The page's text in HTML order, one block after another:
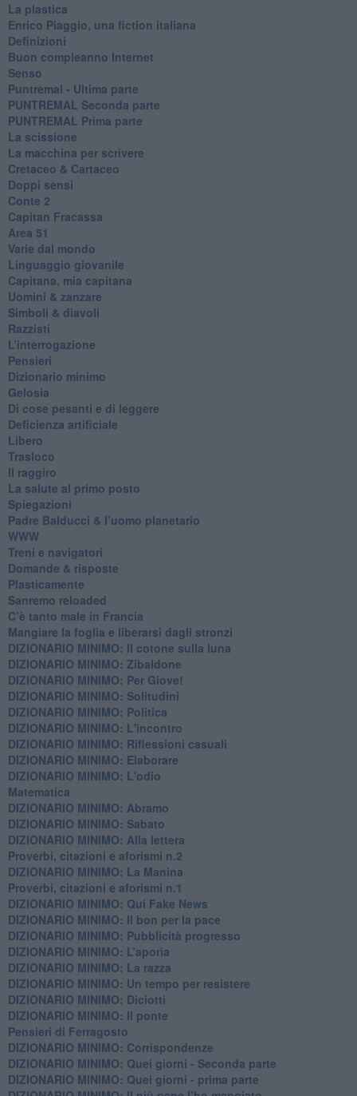
La plastica
​Enrico Piaggio, una fiction italiana
Definizioni
​Buon compleanno Internet
Senso
Puntremal - Ultima parte
PUNTREMAL Seconda parte
​PUNTREMAL Prima parte
La scissione
La macchina per scrivere
Cretaceo & Cartaceo
Doppi sensi
​Conte 2
​Capitan Fracassa
​Area 51
Varie dal mondo
​Linguaggio giovanile
​Capitana, mia capitana
Uomini & zanzare
​Simboli & diavoli
Razzisti
​L’interrogazione
Pensieri
​Dizionario minimo
Gelosia
Di cose pesanti e di leggere
​Deficienza artificiale
Libero
Trasloco
Il raggiro
​La salute al primo posto
Spiegazioni
Padre Balducci & l’uomo planetario
WWW
​Treni e navigatori
​Domande & risposte
​Plasticamente
Sanremo reloaded
C’è tanto male in Francia
​Mangiare la foglia e liberarsi dagli stronzi
DIZIONARIO MINIMO: Il cotone sulla luna
DIZIONARIO MINIMO: Zibaldone
DIZIONARIO MINIMO: Per Giove!
DIZIONARIO MINIMO: Solitudini
DIZIONARIO MINIMO: Politica
DIZIONARIO MINIMO: L'incontro
DIZIONARIO MINIMO: Riflessioni casuali
DIZIONARIO MINIMO: Elaborare
DIZIONARIO MINIMO: L'odio
​Matematica
DIZIONARIO MINIMO: Abramo
DIZIONARIO MINIMO: Sabato
​DIZIONARIO MINIMO: Alla lettera
Proverbi, citazioni e aforismi n.2
DIZIONARIO MINIMO: La Manina
​Proverbi, citazioni e aforismi n.1
DIZIONARIO MINIMO: Qui Fake News
DIZIONARIO MINIMO: ​Il bon per la pace
DIZIONARIO MINIMO: Pubblicità progresso
DIZIONARIO MINIMO: L’aporìa
DIZIONARIO MINIMO: La razza
DIZIONARIO MINIMO: Un tempo per resistere
DIZIONARIO MINIMO: Diciotti
DIZIONARIO MINIMO: Il ponte
Pensieri di Ferragosto
DIZIONARIO MINIMO: Corrispondenze
DIZIONARIO MINIMO: Quei giorni - Seconda parte
DIZIONARIO MINIMO: Quei giorni - prima parte